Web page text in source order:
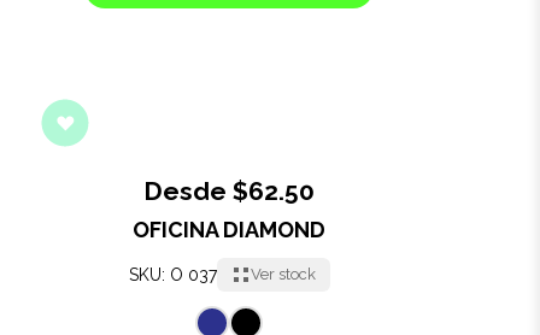
Desde $62.50
OFICINA DIAMOND
SKU: O 037 Ver stock